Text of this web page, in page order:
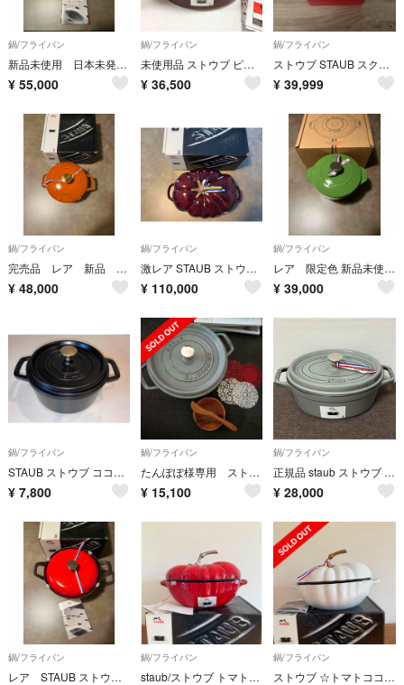
鍋/フライパン
新品未使用 日本未発売ストウブ ハローキティコラボ ワナベ20cm 数量限定
¥ 55,000
鍋/フライパン
未使用品 ストウブ ピコココット オーバル 27cm グレナディンレッド
¥ 36,500
鍋/フライパン
ストウブ STAUB スクエア ティーポット 取っ手なし
¥ 39,999
鍋/フライパン
完売品 レア 新品 直営店限定STAUB ワナベ 16cm シナモン
¥ 48,000
鍋/フライパン
激レア STAUB ストウブグレナディンレッドトマトココット 25cm 両手鍋
¥ 110,000
鍋/フライパン
レア 限定色 新品未使用 ストウブ ライムグリーン ラ ココット 16cm
¥ 39,000
鍋/フライパン
STAUB ストウブ ココットラウンド 18cm ブラック 両手鍋 鋳物鍋 フランス製
¥ 7,800
鍋/フライパン
たんぽぽ様専用 ストゥブ ピコ・ココット 24センチ グレー♥おまけ付き💕
¥ 15,100
鍋/フライパン
正規品 staub ストウブ ピコ・ココットオーバル 23cm 鍋 無水調理
¥ 28,000
鍋/フライパン
レア STAUB ストウブ ココットヴィンテージ 20cm レッド 海外
鍋/フライパン
staub/ストウブ トマトココット 25 チェリー
鍋/フライパン
ストウブ ☆トマトココット